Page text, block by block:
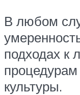
В любом
подходах
культуры.